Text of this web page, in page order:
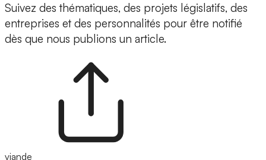
Suivez des thématiques, des projets législatifs, des
entreprises et des personnalités pour être notifié
dès que nous publions un article.
viande